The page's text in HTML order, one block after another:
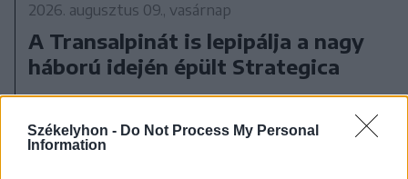
Székelyhon - Do Not Process My Personal
Information
2026. augusztus 09., vasárnap
A Transalpinát is lepipálja a nagy
háború idején épült Strategica